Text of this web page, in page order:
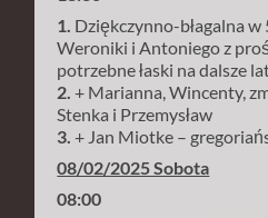
1. Dziękczynno-błagalna w
Weroniki i Antoniego z
potrzebne łaski na dalsze
2. + Marianna, Wincenty,
Stenka i Przemysław
3. + Jan Miotke –
08/02/2025 Sobota
08:00